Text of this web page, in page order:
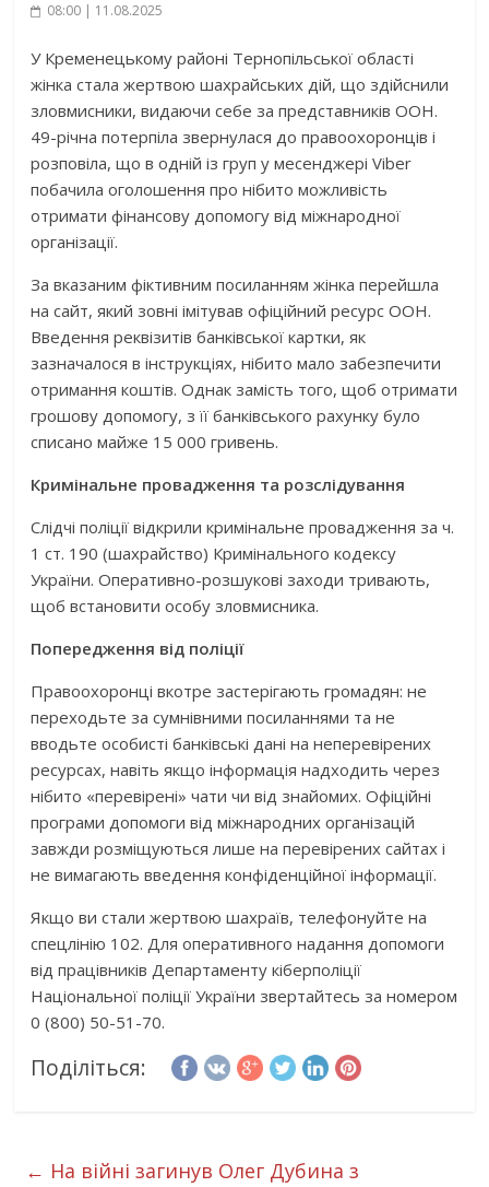
08:00 | 11.08.2025
У Кременецькому районі Тернопільської області
жінка стала жертвою шахрайських дій, що здійснили
зловмисники, видаючи себе за представників ООН.
49-річна потерпіла звернулася до правоохоронців і
розповіла, що в одній із груп у месенджері Viber
побачила оголошення про нібито можливість
отримати фінансову допомогу від міжнародної
організації.
За вказаним фіктивним посиланням жінка перейшла
на сайт, який зовні імітував офіційний ресурс ООН.
Введення реквізитів банківської картки, як
зазначалося в інструкціях, нібито мало забезпечити
отримання коштів. Однак замість того, щоб отримати
грошову допомогу, з її банківського рахунку було
списано майже 15 000 гривень.
Кримінальне провадження та розслідування
Слідчі поліції відкрили кримінальне провадження за ч.
1 ст. 190 (шахрайство) Кримінального кодексу
України. Оперативно-розшукові заходи тривають,
щоб встановити особу зловмисника.
Попередження від поліції
Правоохоронці вкотре застерігають громадян: не
переходьте за сумнівними посиланнями та не
вводьте особисті банківські дані на неперевірених
ресурсах, навіть якщо інформація надходить через
нібито «перевірені» чати чи від знайомих. Офіційні
програми допомоги від міжнародних організацій
завжди розміщуються лише на перевірених сайтах і
не вимагають введення конфіденційної інформації.
Якщо ви стали жертвою шахраїв, телефонуйте на
спецлінію 102. Для оперативного надання допомоги
від працівників Департаменту кіберполіції
Національної поліції України звертайтесь за номером
0 (800) 50-51-70.
Поділіться:
← На війні загинув Олег Дубина з